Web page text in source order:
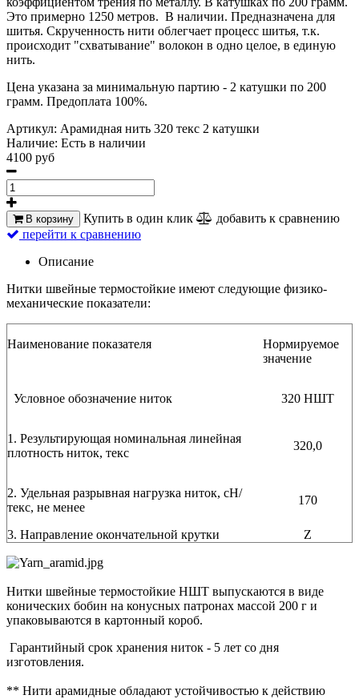
Это примерно 1250 метров. В наличии. Предназначена для
шитья. Скрученность нити облегчает процесс шитья, т.к.
происходит "схватывание" волокон в одно целое, в единую
нить.
Цена указана за минимальную партию - 2 катушки по 200
грамм. Предоплата 100%.
Артикул: Арамидная нить 320 текс 2 катушки
Наличие: Есть в наличии
4100 руб
В корзину Купить в один клик
добавить к сравнению
перейти к сравнению
Описание
Нитки швейные термостойкие имеют следующие физико-
механические показатели:
Наименование показателя
Нормируемое
значение
Условное обозначение ниток 320 НШТ
1. Результирующая номинальная линейная
плотность ниток, текс
320,0
2. Удельная разрывная нагрузка ниток, сН/
текс, не менее
170
3. Направление окончательной крутки Z
Нитки швейные термостойкие НШТ выпускаются в виде
конических бобин на конусных патронах массой 200 г и
упаковываются в картонный короб.
Гарантийный срок хранения ниток - 5 лет со дня
изготовления.
** Нити арамидные обладают устойчивостью к действию